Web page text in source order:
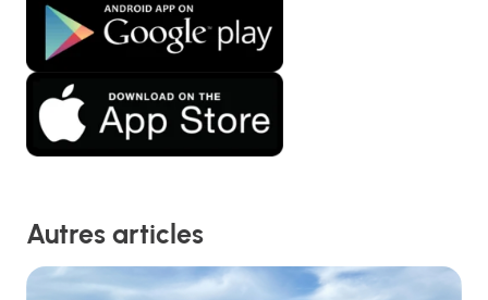
Autres articles